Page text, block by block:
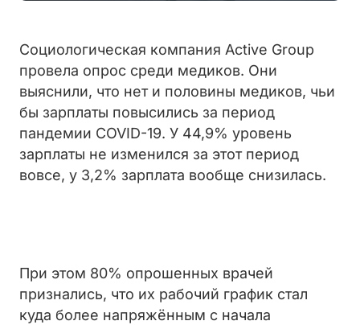
Социологическая компания Active Group
провела опрос среди медиков. Они
выяснили, что нет и половины медиков, чьи
бы зарплаты повысились за период
пандемии COVID-19. У 44,9% уровень
зарплаты не изменился за этот период
вовсе, у 3,2% зарплата вообще снизилась.
При этом 80% опрошенных врачей
признались, что их рабочий график стал
куда более напряжённым с начала